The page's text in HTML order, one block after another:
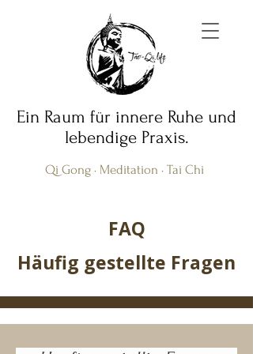
Ein Raum für innere Ruhe und
lebendige Praxis.
Qi Gong · Meditation · Tai Chi
FAQ
Häufig gestellte Fragen